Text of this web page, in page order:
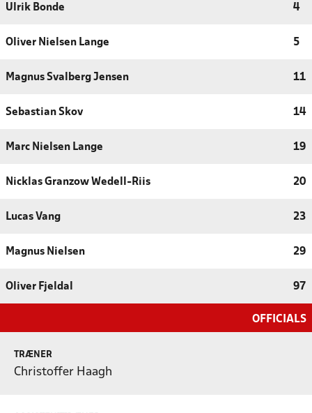
Ulrik Bonde 4
Oliver Nielsen Lange 5
Magnus Svalberg Jensen 11
Sebastian Skov 14
Marc Nielsen Lange 19
Nicklas Granzow Wedell-Riis 20
Lucas Vang 23
Magnus Nielsen 29
Oliver Fjeldal 97
OFFICIALS
TRÆNER
Christoffer Haagh